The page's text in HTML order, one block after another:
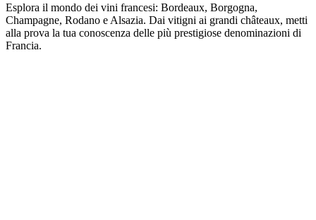
Esplora il mondo dei vini francesi: Bordeaux, Borgogna,
Champagne, Rodano e Alsazia. Dai vitigni ai grandi châteaux, metti
alla prova la tua conoscenza delle più prestigiose denominazioni di
Francia.